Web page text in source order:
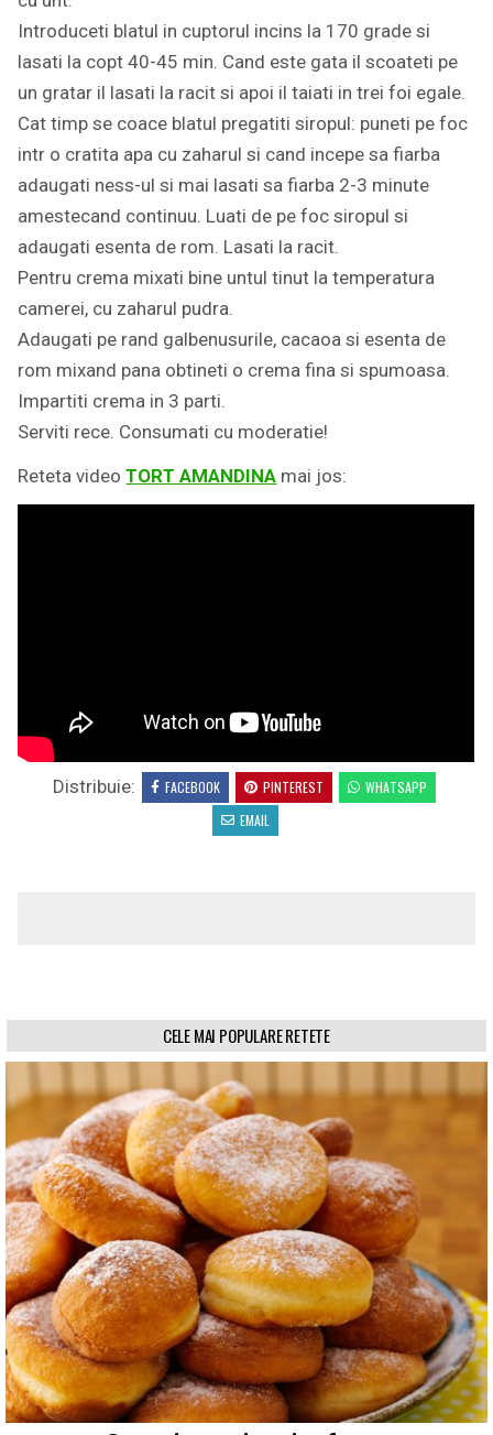
Introduceti blatul in cuptorul incins la 170 grade si
lasati la copt 40-45 min. Cand este gata il scoateti pe
un gratar il lasati la racit si apoi il taiati in trei foi egale.
Cat timp se coace blatul pregatiti siropul: puneti pe foc
intr o cratita apa cu zaharul si cand incepe sa fiarba
adaugati ness-ul si mai lasati sa fiarba 2-3 minute
amestecand continuu. Luati de pe foc siropul si
adaugati esenta de rom. Lasati la racit.
Pentru crema mixati bine untul tinut la temperatura
camerei, cu zaharul pudra.
Adaugati pe rand galbenusurile, cacaoa si esenta de
rom mixand pana obtineti o crema fina si spumoasa.
Impartiti crema in 3 parti.
Serviti rece. Consumati cu moderatie!
Reteta videoTORT AMANDINA mai jos:
Distribuie: FACEBOOK PINTEREST
WHATSAPP
EMAIL
CELE MAI POPULARE RETETE